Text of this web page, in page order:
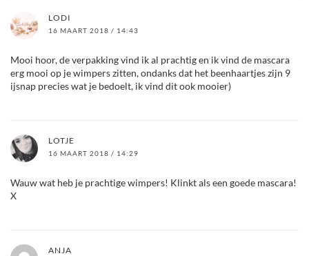
LODI
16 MAART 2018 / 14:43
Mooi hoor, de verpakking vind ik al prachtig en ik vind de mascara
erg mooi op je wimpers zitten, ondanks dat het beenhaartjes zijn 9
ijsnap precies wat je bedoelt, ik vind dit ook mooier)
LOTJE
16 MAART 2018 / 14:29
Wauw wat heb je prachtige wimpers! Klinkt als een goede mascara!
X
ANJA